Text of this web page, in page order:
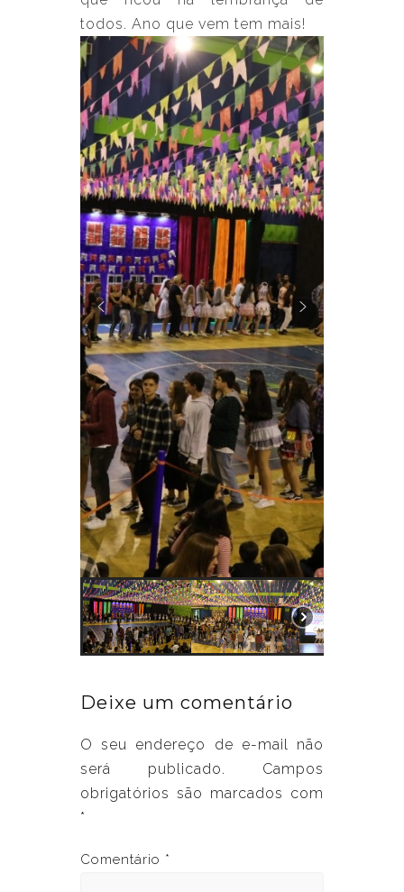
todos. Ano que vem tem mais!
Deixe um comentário
O seu endereço de e-mail não
será publicado.
Campos
obrigatórios são marcados com
*
Comentário *